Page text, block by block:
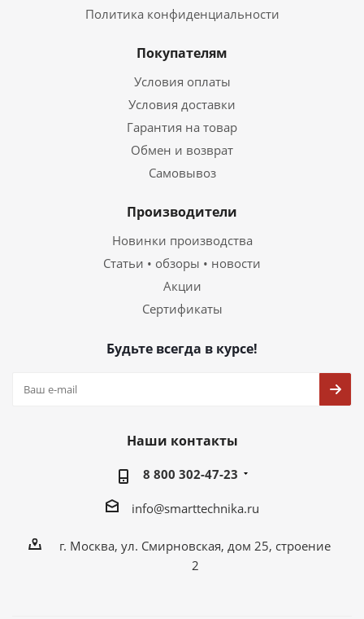
Политика конфиденциальности
Покупателям
Условия оплаты
Условия доставки
Гарантия на товар
Обмен и возврат
Самовывоз
Производители
Новинки производства
Статьи • обзоры • новости
Акции
Сертификаты
Будьте всегда в курсе!
Наши контакты
8 800 302-47-23
info@smarttechnika.ru
г. Москва, ул. Смирновская, дом 25, строение
2